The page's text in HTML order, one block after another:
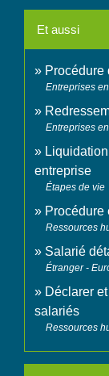
Et aussi
Procédure
Entreprises
Entreprises
entreprise
Étapes de vie
Procédure
Ressources
Salarié
Étranger -
Déclarer
salariés
Ressources